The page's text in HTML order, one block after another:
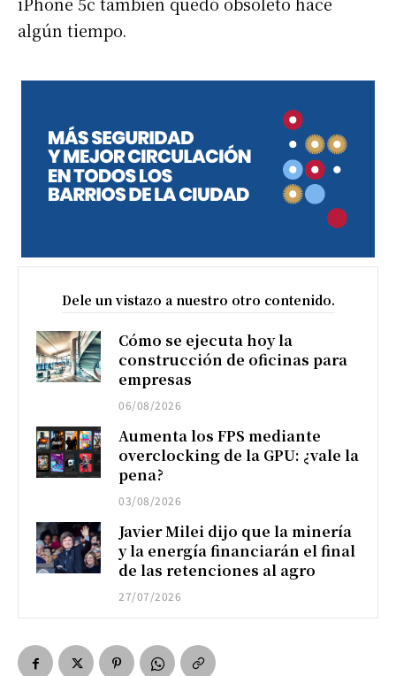
algún tiempo.
Dele un vistazo a nuestro otro contenido.
Cómo se ejecuta hoy la
construcción de oficinas para
empresas
06/08/2026
Aumenta los FPS mediante
overclocking de la GPU: ¿vale la
pena?
03/08/2026
Javier Milei dijo que la minería
y la energía financiarán el final
de las retenciones al agro
27/07/2026